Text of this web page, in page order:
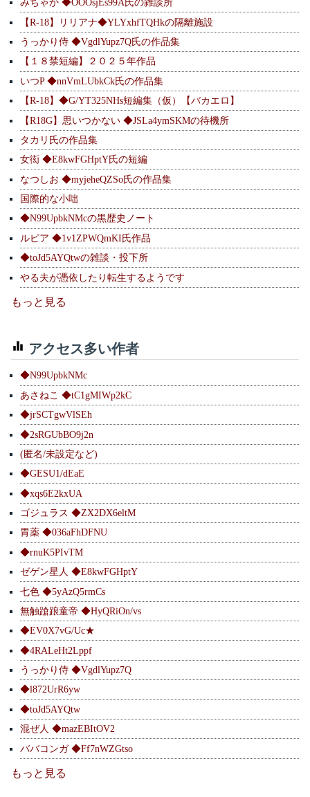
みちゃか ◆OOOsjEs99A氏の雑談所
【R-18】リリアナ◆YLYxhfTQHkの隔離施設
うっかり侍 ◆VgdlYupz7Q氏の作品集
【１８禁短編】２０２５年作品
いつP ◆nnVmLUbkCk氏の作品集
【R-18】◆G/YT325NHs短編集（仮）【バカエロ】
【R18G】思いつかない ◆JSLa4ymSKMの待機所
タカリ氏の作品集
女衒 ◆E8kwFGHptY氏の短編
なつしお ◆myjeheQZSo氏の作品集
国際的な小咄
◆N99UpbkNMcの黒歴史ノート
ルピア ◆1v1ZPWQmKI氏作品
◆toJd5AYQtwの雑談・投下所
やる夫が憑依したり転生するようです
もっと見る
アクセス多い作者
◆N99UpbkNMc
あさねこ ◆tC1gMIWp2kC
◆jrSCTgwVlSEh
◆2sRGUbBO9j2n
(匿名/未設定など)
◆GESU1/dEaE
◆xqs6E2kxUA
ゴジュラス ◆ZX2DX6eltM
胃薬 ◆036aFhDFNU
◆rnuK5PIvTM
ゼゲン星人 ◆E8kwFGHptY
七色 ◆5yAzQ5rmCs
無触蹌踉童帝 ◆HyQRiOn/vs
◆EV0X7vG/Uc★
◆4RALeHt2Lppf
うっかり侍 ◆VgdlYupz7Q
◆l872UrR6yw
◆toJd5AYQtw
混ぜ人 ◆mazEBItOV2
ババコンガ ◆Ff7nWZGtso
もっと見る